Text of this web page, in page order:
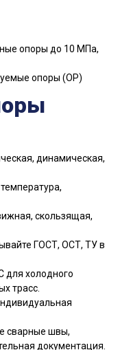
опоры до 10 МПа,
опоры (ОР)
динамическая,
скользящая,
ГОСТ, ОСТ, ТУ в
для холодного
трасс.
сварные швы,
документация.